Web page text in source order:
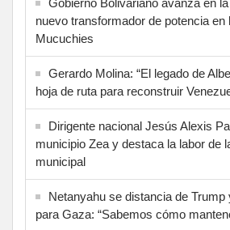
Gobierno Bolivariano avanza en
nuevo transformador de potencia en
Mucuchies
Gerardo Molina: “El legado de
hoja de ruta para reconstruir
Dirigente nacional Jesús Alexis
municipio Zea y destaca la labor de
municipal
Netanyahu se distancia de Trump
para Gaza: “Sabemos cómo